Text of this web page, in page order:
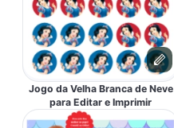
Jogo da Velha Branca de Neve
para Editar e Imprimir